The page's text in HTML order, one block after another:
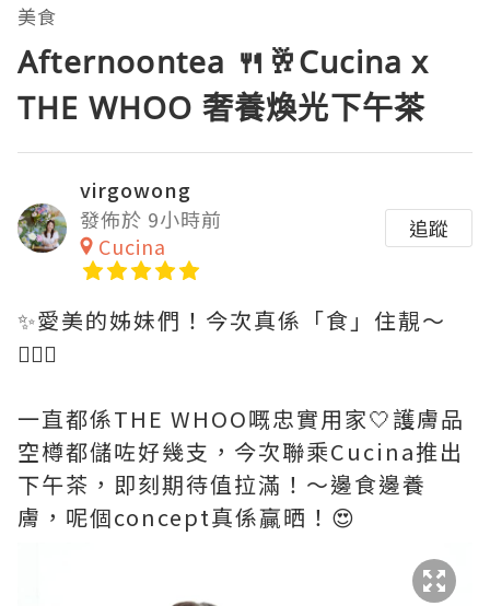
美食
Afternoontea 🍴🥂Cucina x
THE WHOO 奢養煥光下午茶
virgowong
發佈於 9小時前
Cucina
追蹤
✨愛美的姊妹們！今次真係「食」住靚～
💆🏻‍♀️
一直都係THE WHOO嘅忠實用家🤍護膚品
空樽都儲咗好幾支，今次聯乘Cucina推出
下午茶，即刻期待值拉滿！～邊食邊養
膚，呢個concept真係贏晒！😍